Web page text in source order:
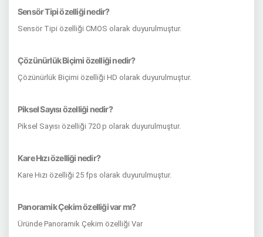
Sensör Tipi özelliği nedir?
Sensör Tipi özelliği CMOS olarak duyurulmuştur.
Çözünürlük Biçimi özelliği nedir?
Çözünürlük Biçimi özelliği HD olarak duyurulmuştur.
Piksel Sayısı özelliği nedir?
Piksel Sayısı özelliği 720 p olarak duyurulmuştur.
Kare Hızı özelliği nedir?
Kare Hızı özelliği 25 fps olarak duyurulmuştur.
Panoramik Çekim özelliği var mı?
Üründe Panoramik Çekim özelliği Var